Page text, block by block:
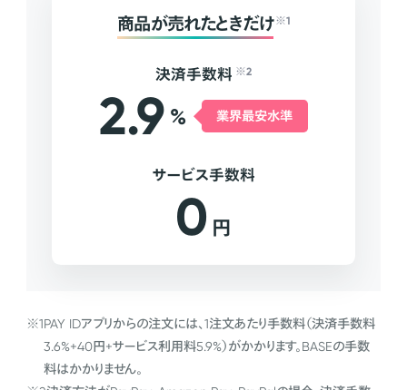
商品が売れたときだけ ※1
決済手数料 ※2
2.9 % 業界最安水準
サービス手数料
0 円
※1PAY IDアプリからの注文には、1注文あたり手数料（決済手数料
3.6%+40円+サービス利用料5.9%）がかかります。BASEの手数
料はかかりません。